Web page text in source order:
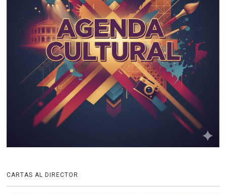
CARTAS AL DIRECTOR